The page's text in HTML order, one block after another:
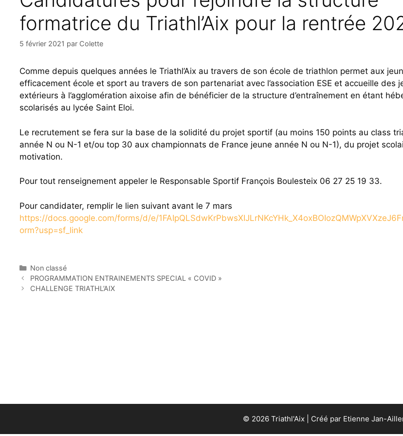
formatrice du Triathl’Aix pour la rentrée
5 février 2021 par Colette
Comme depuis quelques années le Triathl’Aix au travers de son école de triathlon permet aux
efficacement école et sport au travers de son partenariat avec l’association ESE et accueille des
extérieurs à l’agglomération aixoise afin de bénéficier de la structure d’entraînement en étant
scolarisés au lycée Saint Eloi.
Le recrutement se fera sur la base de la solidité du projet sportif (au moins 150 points au class
année N ou N-1 et/ou top 30 aux championnats de France jeune année N ou N-1), du projet
motivation.
Pour tout renseignement appeler le Responsable Sportif François Boulesteix 06 27 25 19 33.
Pour candidater, remplir le lien suivant avant le 7 mars
https://docs.google.com/forms/d/e/
orm?usp=sf_link
Catégories
Non classé
PROGRAMMATION ENTRAINEMENTS SPECIAL « COVID »
CHALLENGE TRIATHL’AIX
© 2026 Triathl'Aix | Créé par Etienne Jan-